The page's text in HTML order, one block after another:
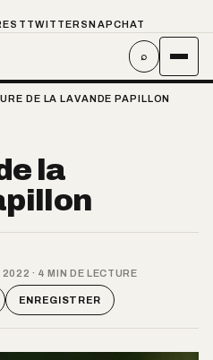
TWITTER SNAPCHAT
⌕
DE LA LAVANDE PAPILLON
la
· 4 MIN DE LECTURE
ENREGISTRER